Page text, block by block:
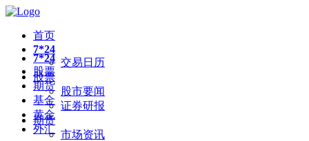
首页
7*24
交易日历
股票
股市要闻
证券研报
期货
市场资讯
7*24
股票
期货
基金
黄金
外汇